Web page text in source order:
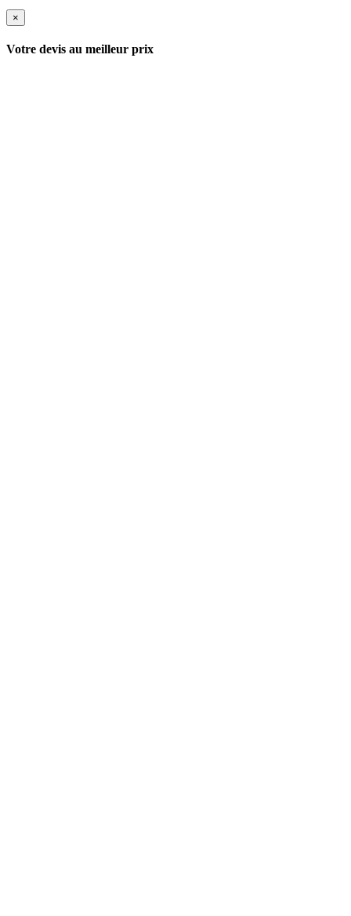
×
Votre devis au meilleur prix